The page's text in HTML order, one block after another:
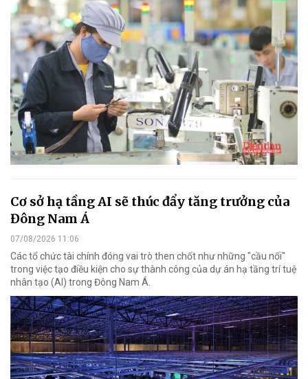
Cơ sở hạ tầng AI sẽ thúc đẩy tăng trưởng của
Đông Nam Á
07/08/2026 11:06
Các tổ chức tài chính đóng vai trò then chốt như những "cầu nối"
trong việc tạo điều kiện cho sự thành công của dự án hạ tầng trí tuệ
nhân tạo (AI) trong Đông Nam Á.